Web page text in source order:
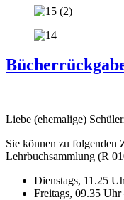
Liebe (ehemalige)
Sie können zu folgenden
Lehrbuchsammlung (R
Dienstags, 11.25
Freitags, 09.35